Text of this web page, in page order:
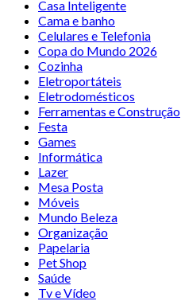
Casa Inteligente
Cama e banho
Celulares e Telefonia
Copa do Mundo 2026
Cozinha
Eletroportáteis
Eletrodomésticos
Ferramentas e Construção
Festa
Games
Informática
Lazer
Mesa Posta
Móveis
Mundo Beleza
Organização
Papelaria
Pet Shop
Saúde
Tv e Vídeo